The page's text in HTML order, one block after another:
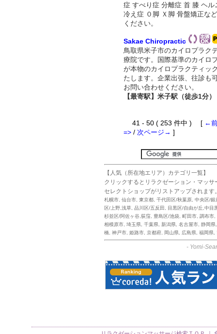
症 すべり症 分離症 首 膝 ヘル
冷え症 ０脚 Ｘ脚 骨盤矯正な
ください。
Sakae Chiropractic
鳥取県米子市のカイロプラク
療院です。国際基準のカイロ
が本物のカイロプラクティッ
たします。企業出張、往診も
お問い合わせください。
【最寄駅】米子駅（徒歩1分）
41 - 50 ( 253 件中 ) [ ←
=> / 次ページ→ ]
【人気（所在地エリア）カテゴリ一覧】
クリックするとリラクゼーション・マッ
セレクトショップがリストアップされます
札幌市 仙台市 東京都 千代田区/秋葉原 中央区/銀
区/上野,浅草 品川区/五反田
目黒区/自由が丘,中目
杉並区/阿佐ヶ谷,荻窪
豊島区/池袋 町田市 調布市
相模原市 埼玉県 千葉県 新潟県 名古屋市 静岡県
橋 神戸市 姫路市 京都府 岡山県 広島県 福岡県
- Yomi-